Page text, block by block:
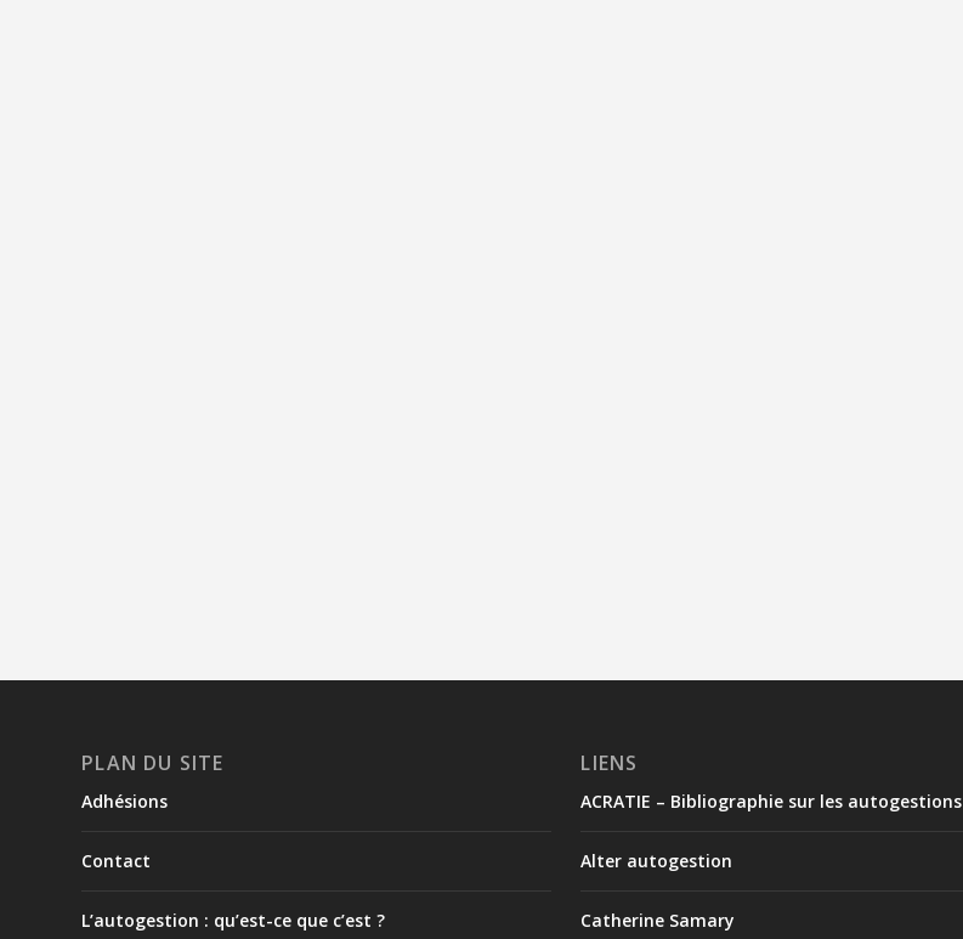
PLAN DU SITE
Adhésions
Contact
L’autogestion : qu’est-ce que c’est ?
LIENS
ACRATIE – Bibliographie sur les autogestions
Alter autogestion
Catherine Samary